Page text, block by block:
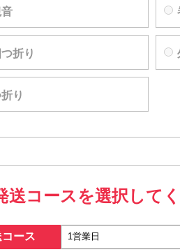
折り
り
送コースを選択して
ース